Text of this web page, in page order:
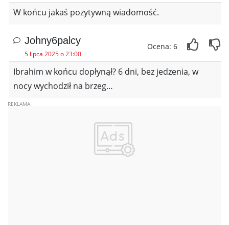
W końcu jakaś pozytywną wiadomość.
Johny6palcy
5 lipca 2025 o 23:00
Ocena: 6
Ibrahim w końcu dopłynął? 6 dni, bez jedzenia, w
nocy wychodził na brzeg…